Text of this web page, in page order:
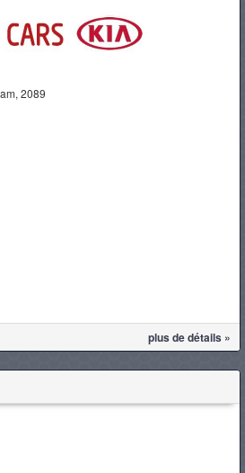
2089
plus de détails »